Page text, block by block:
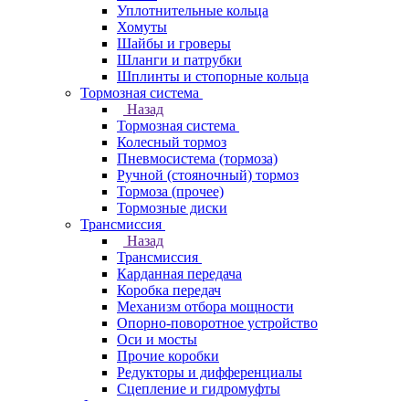
Уплотнительные кольца
Хомуты
Шайбы и гроверы
Шланги и патрубки
Шплинты и стопорные кольца
Тормозная система
Назад
Тормозная система
Колесный тормоз
Пневмосиcтема (тормоза)
Ручной (стояночный) тормоз
Тормоза (прочее)
Тормозные диски
Трансмиссия
Назад
Трансмиссия
Карданная передача
Коробка передач
Механизм отбора мощности
Опорно-поворотное устройство
Оси и мосты
Прочие коробки
Редукторы и дифференциалы
Сцепление и гидромуфты